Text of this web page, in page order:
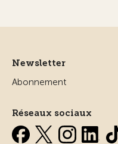
Newsletter
Abonnement
Réseaux sociaux